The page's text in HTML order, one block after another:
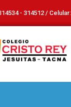
- 314512 /